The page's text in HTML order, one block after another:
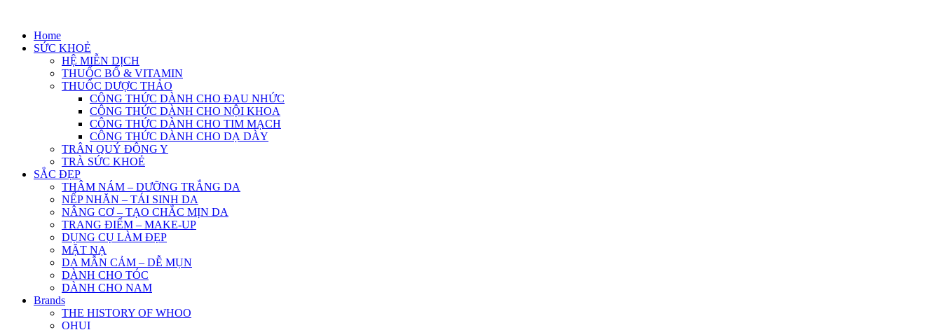
contentHome
SỨC KHOẺ
HỆ MIỄN DỊCH
THUỐC BỔ & VITAMIN
THUỐC DƯỢC THẢO
CÔNG THỨC DÀNH CHO ĐAU NHỨC
CÔNG THỨC DÀNH CHO NỘI KHOA
CÔNG THỨC DÀNH CHO TIM MẠCH
CÔNG THỨC DÀNH CHO DẠ DÀY
TRÂN QUÝ ĐÔNG Y
TRÀ SỨC KHOẺ
SẮC ĐẸP
THÂM NÁM – DƯỠNG TRẮNG DA
NẾP NHĂN – TÁI SINH DA
NÂNG CƠ – TẠO CHẮC MỊN DA
TRANG ĐIỂM – MAKE-UP
DỤNG CỤ LÀM ĐẸP
MẶT NẠ
DA MẪN CẢM – DỄ MỤN
DÀNH CHO TÓC
DÀNH CHO NAM
Brands
THE HISTORY OF WHOO
OHUI